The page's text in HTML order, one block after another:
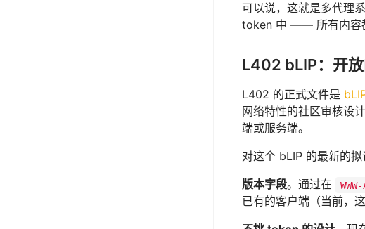
可以说，这就是多代理
token 中 —— 所有内容
L402 bLIP：开
L402 的正式文件是
网络特性的社区审核设
端或服务端。
对这个 bLIP 的最新的
版本字段。通过在
已有的客户端（当前，